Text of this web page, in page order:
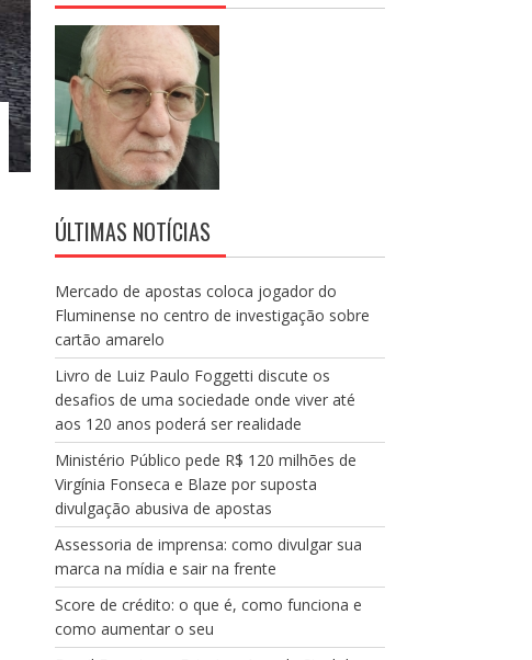
ÚLTIMAS NOTÍCIAS
Mercado de apostas coloca jogador do
Fluminense no centro de investigação sobre
cartão amarelo
Livro de Luiz Paulo Foggetti discute os
desafios de uma sociedade onde viver até
aos 120 anos poderá ser realidade
Ministério Público pede R$ 120 milhões de
Virgínia Fonseca e Blaze por suposta
divulgação abusiva de apostas
Assessoria de imprensa: como divulgar sua
marca na mídia e sair na frente
Score de crédito: o que é, como funciona e
como aumentar o seu